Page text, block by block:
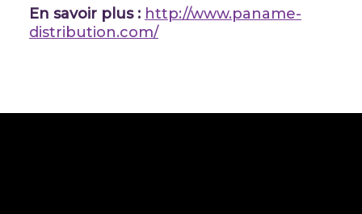
En savoir plus : http://www.paname-
distribution.com/